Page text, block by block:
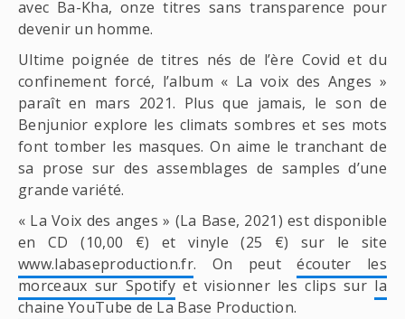
avec Ba-Kha, onze titres sans transparence pour
devenir un homme.
Ultime poignée de titres nés de l’ère Covid et du
confinement forcé, l’album « La voix des Anges »
paraît en mars 2021. Plus que jamais, le son de
Benjunior explore les climats sombres et ses mots
font tomber les masques. On aime le tranchant de
sa prose sur des assemblages de samples d’une
grande variété.
« La Voix des anges » (La Base, 2021) est disponible
en CD (10,00 €) et vinyle (25 €) sur le site
www.labaseproduction.fr. On peutécouter les
morceaux sur Spotify et visionner les clips sur la
chaine YouTube de La Base Production.